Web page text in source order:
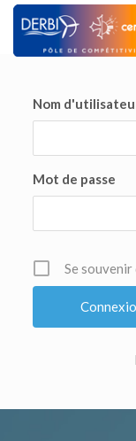
Nom
Mot de passe
Se souvenir